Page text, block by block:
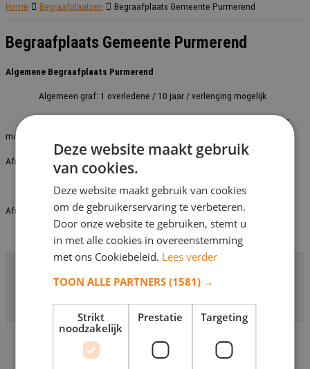
Home Begraafplaatsen Begraafplaats Gemeente Purmerend
Begraafplaats Gemeente Purmerend
Algemene Begraafplaats Purmerend
Algemeen graf: 1 overledene / 10 jaar / verlenging mogelijk
Particulier graf: 2 overledene / 3 overledene / 10 jaar / verlenging
mogelijk
Afmeting voor algemeen graf Purmerend
Lengte 50 x breedte 50 x dikte 5 x hoogte 50
Afmeting voor particulier graf Purmerend
Lengte 200 x breedte 70 x dikte 10 x hoogte 90
Deze website maakt gebruik
van cookies.
Deze website maakt gebruik van cookies
om de gebruikerservaring te verbeteren.
Door onze website te gebruiken, stemt u
in met alle cookies in overeenstemming
met ons Cookiebeleid. Lees verder
TOON ALLE PARTNERS(1581) →
Strikt
noodzakelijk
Prestatie Targeting